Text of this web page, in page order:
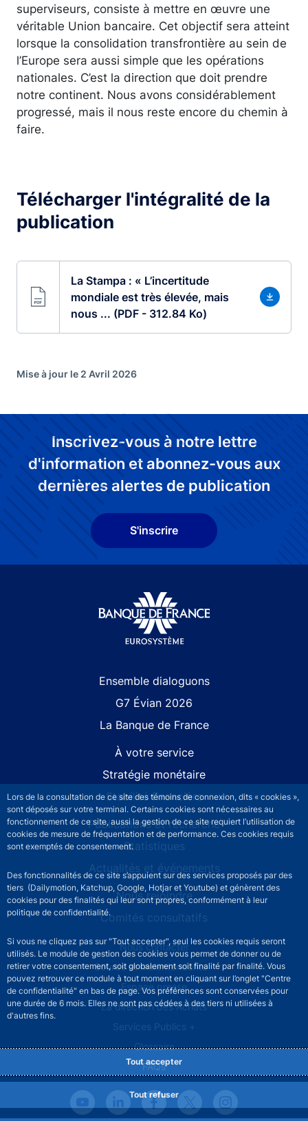
Lors de la consultation de ce site des témoins de connexion, dits « cookies »,
sont déposés sur votre terminal. Certains cookies sont nécessaires au
fonctionnement de ce site, aussi la gestion de ce site requiert l’utilisation de
cookies de mesure de fréquentation et de performance. Ces cookies requis
sont exemptés de consentement.
Des fonctionnalités de ce site s’appuient sur des services proposés par des
tiers (Dailymotion, Katchup, Google, Hotjar et Youtube) et génèrent des
cookies pour des finalités qui leur sont propres, conformément à leur
politique de confidentialité.
Si vous ne cliquez pas sur "Tout accepter", seul les cookies requis seront
utilisés. Le module de gestion des cookies vous permet de donner ou de
retirer votre consentement, soit globalement soit finalité par finalité. Vous
pouvez retrouver ce module à tout moment en cliquant sur l’onglet "Centre
de confidentialité" en bas de page. Vos préférences sont conservées pour
une durée de 6 mois. Elles ne sont pas cédées à des tiers ni utilisées à
d'autres fins.
Tout accepter
Tout refuser
superviseurs, consiste à mettre en œuvre une
véritable Union bancaire. Cet objectif sera atteint
lorsque la consolidation transfrontière au sein de
l’Europe sera aussi simple que les opérations
nationales. C’est la direction que doit prendre
notre continent. Nous avons considérablement
progressé, mais il nous reste encore du chemin à
faire.
Télécharger l'intégralité de la
publication
La Stampa : « L’incertitude
mondiale est très élevée, mais
nous ... (PDF - 312.84 Ko)
Mise à jour le 2 Avril 2026
Inscrivez-vous à notre lettre
d'information et abonnez-vous aux
dernières alertes de publication
S'inscrire
Ensemble dialoguons
G7 Évian 2026
La Banque de France
À votre service
Stratégie monétaire
Stabilité financière
Publications et recherche
Statistiques
Actualités et événements
Nous rejoindre
Comités consultatifs
Footer secondary menuNous contacter
Sourds et malentendants
Espace presse
La direction des Achats
Services Publics +
Glossaire
FAQs